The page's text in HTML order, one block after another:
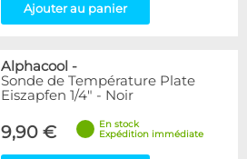
Ajouter au panier
Alphacool -
Sonde de Température Plate
Eiszapfen 1/4" - Noir
9,90 €
En stock
Expédition immédiate